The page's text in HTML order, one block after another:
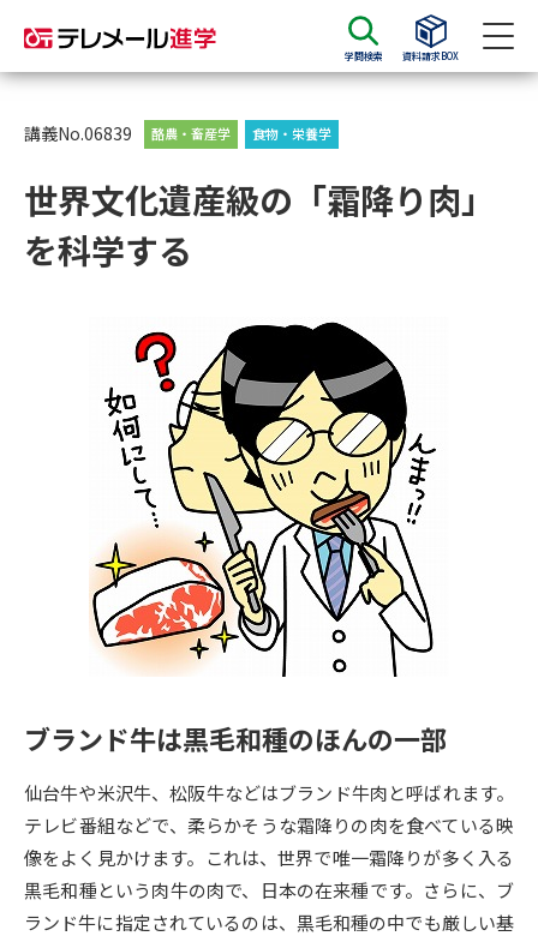
学問検索 資料請求BOX
資料請求
大学・短大の資料種類から請求
総合型選抜・学校推薦型選抜 募
大学入学共通テスト利用選抜の
募集要項＆願書
大学・短大以外の資料から請求
専門学校の資料請求 大学院の資料請求
留学・進学関連、塾・予備校
大学入学共通テスト「受験案
内」の請求
大学入学共通テスト「受験上の
高等学校卒業程度認定試験
幼稚園教員資格認定試験 小学校教員資格認定試験
高等学校（情報）教員資格認定
試験
大学研究 大学検索
講義No.06839 酪農・畜産学 食物・栄養学
世界文化遺産級の「霜降り肉」
を科学する
ブランド牛は黒毛和種のほんの一部
仙台牛や米沢牛、松阪牛などはブランド牛肉と呼ばれます。
テレビ番組などで、柔らかそうな霜降りの肉を食べている映
像をよく見かけます。これは、世界で唯一霜降りが多く入る
黒毛和種という肉牛の肉で、日本の在来種です。さらに、ブ
ランド牛に指定されているのは、黒毛和種の中でも厳しい基